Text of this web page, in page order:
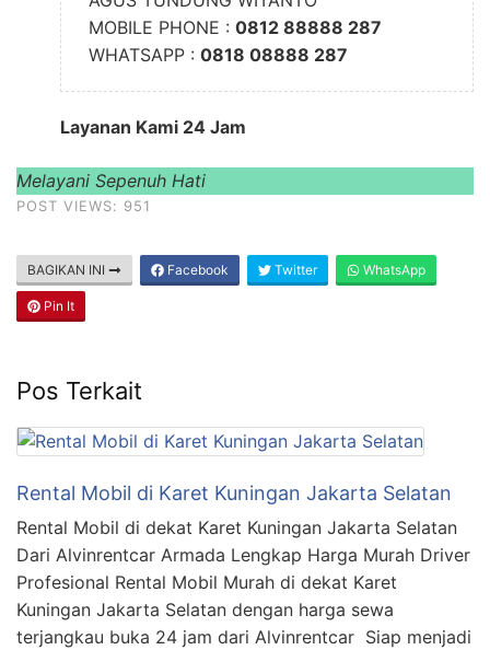
MOBILE PHONE : 0812 88888 287
WHATSAPP : 0818 08888 287
Layanan Kami 24 Jam
Melayani Sepenuh Hati
POST VIEWS: 951
BAGIKAN INI Facebook Twitter WhatsApp
Pin It
Pos Terkait
Rental Mobil di Karet Kuningan Jakarta Selatan
Rental Mobil di dekat Karet Kuningan Jakarta Selatan
Dari Alvinrentcar Armada Lengkap Harga Murah Driver
Profesional Rental Mobil Murah di dekat Karet
Kuningan Jakarta Selatan dengan harga sewa
terjangkau buka 24 jam dari Alvinrentcar Siap menjadi